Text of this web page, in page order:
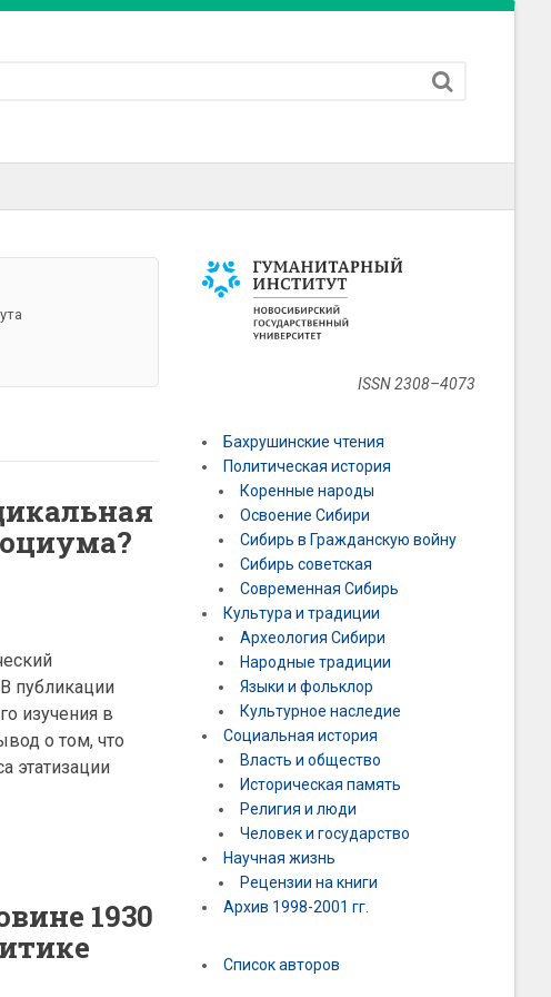
публикации
изучения в
о том, что
этатизации
1930
ISSN 2308–4073
Бахрушинские чтения
Политическая история
Коренные народы
Освоение Сибири
Сибирь в Гражданскую войну
Сибирь советская
Современная Сибирь
Культура и традиции
Археология Сибири
Народные традиции
Языки и фольклор
Культурное наследие
Социальная история
Власть и общество
Историческая память
Религия и люди
Человек и государство
Научная жизнь
Рецензии на книги
Архив 1998-2001 гг.
Список авторов